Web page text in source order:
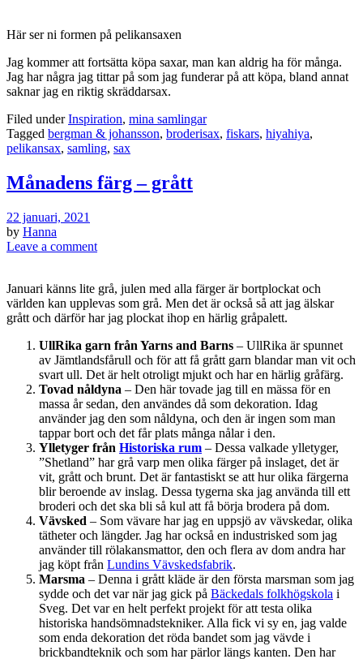
Här ser ni formen på pelikansaxen
Jag kommer att fortsätta köpa saxar, man kan aldrig ha för många.
Jag har några jag tittar på som jag funderar på att köpa, bland annat
saknar jag en riktig skräddarsax.
Filed underInspiration, mina samlingar
Tagged bergman & johansson, broderisax, fiskars, hiyahiya,
pelikansax, samling, sax
Månadens färg – grått
22 januari, 2021
by Hanna
Leave a comment
Januari känns lite grå, julen med alla färger är bortplockat och
världen kan upplevas som grå. Men det är också så att jag älskar
grått och därför har jag plockat ihop en härlig gråpalett.
UllRika garn från Yarns and Barns – UllRika är spunnet
av Jämtlandsfårull och för att få grått garn blandar man vit och
svart ull. Det är helt otroligt mjukt och har en härlig gråfärg.
Tovad nåldyna – Den här tovade jag till en mässa för en
massa år sedan, den användes då som dekoration. Idag
använder jag den som nåldyna, och den är ingen som man
tappar bort och det får plats många nålar i den.
Ylletyger från Historiska rum – Dessa valkade ylletyger,
”Shetland” har grå varp men olika färger på inslaget, det är
vit, grått och brunt. Det är fantastiskt se att hur olika färgerna
blir beroende av inslag. Dessa tygerna ska jag använda till ett
broderi och det ska bli så kul att få börja brodera på dom.
Vävsked – Som vävare har jag en uppsjö av vävskedar, olika
tätheter och längder. Jag har också en industrisked som jag
använder till rölakansmattor, den och flera av dom andra har
jag köpt från Lundins Vävskedsfabrik.
Marsma – Denna i grått kläde är den första marsman som jag
sydde och det var när jag gick på Bäckedals folkhögskola i
Sveg. Det var en helt perfekt projekt för att testa olika
historiska handsömnadstekniker. Alla fick vi sy en, jag valde
som enda dekoration det röda bandet som jag vävde i
brickbandteknik och som har pärlor längs kanten. Den har